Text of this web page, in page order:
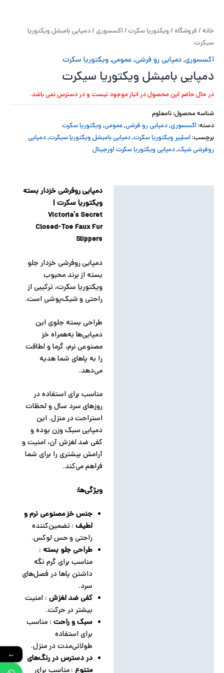
خانه/فروشگاه/ویکتوریا سکرت/اکسسوری/ دمپایی بامبشل ویکتوریا
سیکرت
اکسسوری,دمپایی رو فرشی,عمومی,ویکتوریا سکرت
دمپایی بامبشل ویکتوریا سیکرت
در حال حاضر این محصول در انبار موجود نیست و در دسترس نمی باشد.
شناسه محصول:نامعلوم
دسته:اکسسوری,دمپایی رو فرشی,عمومی,ویکتوریا سکرت
برچسب:اسلیپر ویکتوریا سکرت,دمپایی بامبشل ویکتوریا سیکرت,دمپایی
روفرشی شیک,دمپایی ویکتوریا سکرت اورجینال
دمپایی روفرشی خزدار بسته
ویکتوریا سکرت |
Victoria’s Secret
Closed-Toe Faux Fur
Slippers
دمپایی روفرشی خزدار جلو
بسته از برند محبوب
ویکتوریا سکرت، ترکیبی از
راحتی و شیک‌پوشی است.
طراحی بسته جلوی این
دمپایی‌ها به‌همراه خز
مصنوعی نرم، گرما و لطافت
را به پاهای شما هدیه
می‌دهد.
مناسب برای استفاده در
روزهای سرد سال و لحظات
استراحت در منزل. این
دمپایی سبک وزن بوده و
کفی ضد لغزش آن، امنیت و
آرامش بیشتری را برای شما
فراهم می‌کند.
ویژگی‌ها:
جنس خز مصنوعی نرم و
لطیف: تضمین‌کننده
راحتی و حس لوکس.
طراحی جلو بسته :
مناسب برای گرم نگه
داشتن پاها در فصل‌های
سرد.
کفی ضد لغزش : امنیت
بیشتر در حرکت.
سبک و راحت : مناسب
برای استفاده
طولانی‌مدت در منزل.
در دسترس در رنگ‌های
متنوع: مناسب برای
←